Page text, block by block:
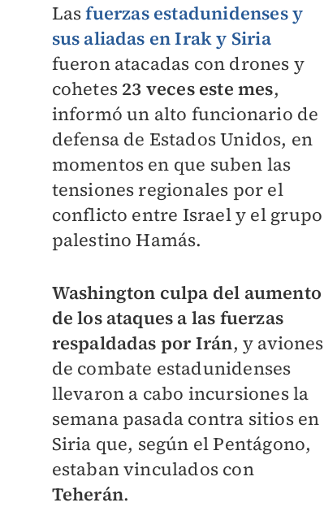
Lasfuerzas estadunidenses y
sus aliadas en Irak y Siria
fueron atacadas con drones y
cohetes 23 veces este mes,
informó un alto funcionario de
defensa de Estados Unidos, en
momentos en que suben las
tensiones regionales por el
conflicto entre Israel y el grupo
palestino Hamás.
Washington culpa del aumento
de los ataques a las fuerzas
respaldadas por Irán, y aviones
de combate estadunidenses
llevaron a cabo incursiones la
semana pasada contra sitios en
Siria que, según el Pentágono,
estaban vinculados con
Teherán.